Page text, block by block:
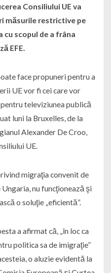
Consiliului UE va
măsurile restrictive pe
cu scopul de a frâna
EFE.
face propuneri pentru a
UE vor fi cei care vor
televiziunea publică
luni la Bruxelles, de la
Alexander De Croo,
UE.
migraţia convenit de
nu funcţionează şi
o soluţie „eficientă”.
a afirmat că, „în loc ca
politica sa de imigraţie”
o aluzie evidentă la